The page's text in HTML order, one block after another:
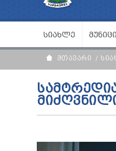
ᲡᲘᲐᲮᲚᲔ
ᲛᲗᲐᲕᲐᲠᲘ